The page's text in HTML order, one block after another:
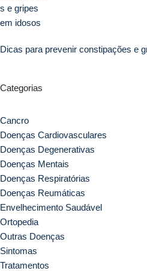
Dicas para prevenir constipações e
Categorias
Cancro
Doenças Cardiovasculares
Doenças Degenerativas
Doenças Mentais
Doenças Respiratórias
Doenças Reumáticas
Envelhecimento Saudável
Ortopedia
Outras Doenças
Sintomas
Tratamentos